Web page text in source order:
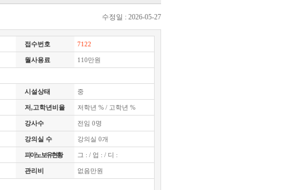
수정일 : 2026-05-27
접수번호 7122
월사용료 110만원
시설상태 중
저,고학년비율 저학년 % / 고학년 %
강사수 전임 0명
강의실 수 강의실 0개
피아노 보유현황 그 : / 업 : / 디 :
관리비 없음만원